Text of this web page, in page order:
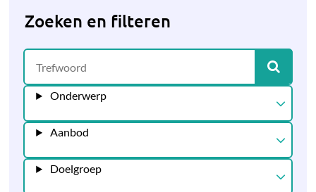
Zoeken en filteren
Onderwerp
Aanbod
Doelgroep